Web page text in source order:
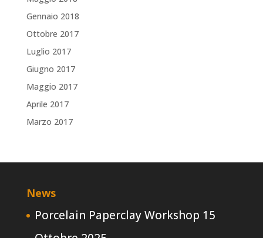
Gennaio 2018
Ottobre 2017
Luglio 2017
Giugno 2017
Maggio 2017
Aprile 2017
Marzo 2017
News
Porcelain Paperclay Workshop 15